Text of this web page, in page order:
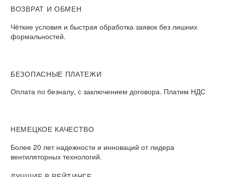
ВОЗВРАТ И ОБМЕН
Чёткие условия и быстрая обработка заявок без лишних
формальностей.
БЕЗОПАСНЫЕ ПЛАТЕЖИ
Оплата по безналу, с заключением договора. Платим НДС
НЕМЕЦКОЕ КАЧЕСТВО
Более 20 лет надежности и инноваций от лидера
вентиляторных технологий.